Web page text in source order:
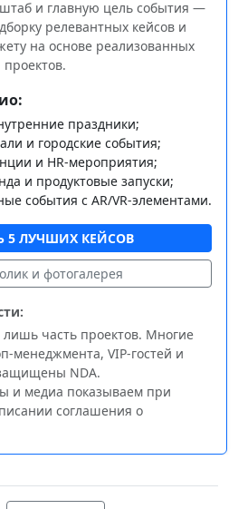
и главную цель события —
релевантных кейсов и
на основе реализованных
проектов.
праздники;
и городские события;
и HR‑мероприятия;
и продуктовые запуски;
события с AR/VR‑элементами.
5 ЛУЧШИХ КЕЙСОВ
и фотогалерея
часть проектов. Многие
VIP‑гостей и
NDA.
и медиа показываем при
соглашения о